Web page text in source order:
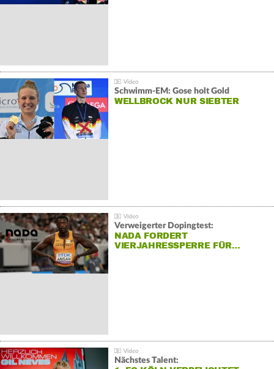
Schwimm-EM: Gose holt Gold
WELLBROCK NUR SIEBTER
Verweigerter Dopingtest:
NADA FORDERT
VIERJAHRESSPERRE FÜR…
Nächstes Talent: